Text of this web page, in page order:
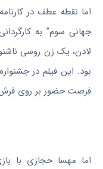
اما نقطه عطف در
جهانی سوم” به
لادن، یک زن روسی
بود. این فیلم در
فرصت حضور بر روی فرش
اما مهسا حجازی با